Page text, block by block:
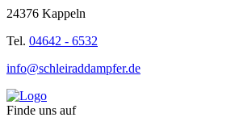
24376 Kappeln
Tel. 04642 - 6532
info@schleiraddampfer.de
Finde uns auf